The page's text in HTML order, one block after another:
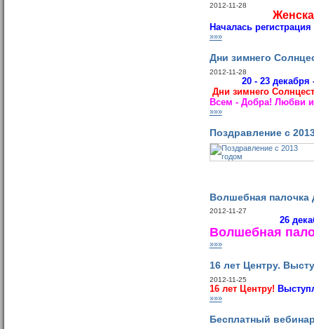
2012-11-28
Началась
»»»
Дни зимнего
2012-11-28
20 - 23 декабря
Дни зимнего
Всем - Добра! Любви
»»»
Поздравление с
Волшебная палочка
2012-11-27
26
Волшебная
»»»
16 лет Центру.
2012-11-25
16 лет Центру!
»»»
Бесплатный